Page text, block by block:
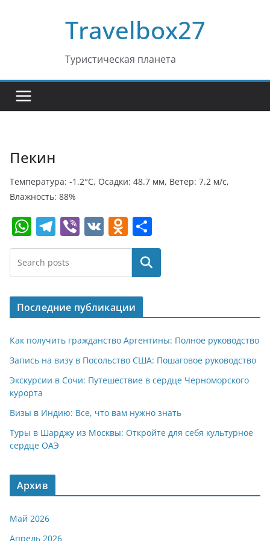
Travelbox27
Туристическая планета
Пекин
Температура: -1.2°C, Осадки: 48.7 мм, Ветер: 7.2 м/с,
Влажность: 88%
W
h
at
s
A
p
p
T
el
e
gr
a
m
Vi
b
V
K
O
d
o
kl
a
ss
ni
ki
т
п
р
в
и
т
ь
Поиск
Последние публикации
Как получить гражданство Аргентины: Полное руководство
Запись на визу в Посольство США: Пошаговое руководство
Экскурсии в Сочи: Путешествие в сердце Черноморского
курорта
Визы в Индию: Все, что вам нужно знать
Туры в Шарджу из Москвы: Откройте для себя культурное
сердце ОАЭ
Архив
Май 2026
Апрель 2026